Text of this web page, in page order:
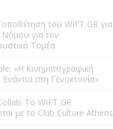
του WIFT GR για
Νόμου για τον
Τομέα
«Η Kινηματογραφική
Ενάντια στη Γενοκτονία»
To WIFT GR
με το Club Culture Athens